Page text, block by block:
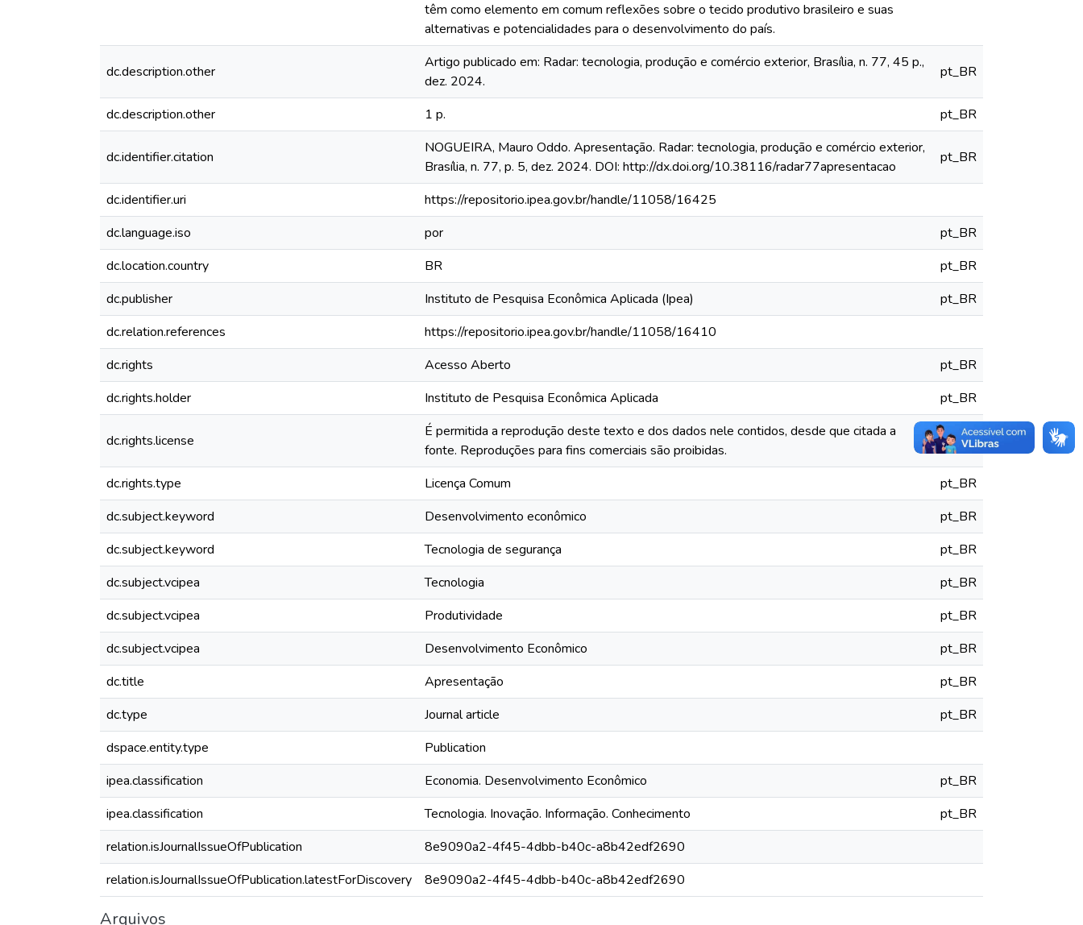
têm como elemento em comum reflexões sobre o tecido produtivo brasileiro e suas
alternativas e potencialidades para o desenvolvimento do país.
dc.description.other
Artigo publicado em: Radar: tecnologia, produção e comércio exterior, Brasília, n. 77, 45 p.,
dez. 2024.
pt_BR
dc.description.other 1 p. pt_BR
dc.identifier.citation
NOGUEIRA, Mauro Oddo. Apresentação. Radar: tecnologia, produção e comércio exterior,
Brasília, n. 77, p. 5, dez. 2024. DOI: http://dx.doi.org/10.38116/radar77apresentacao
pt_BR
dc.identifier.uri
https://repositorio.ipea.gov.br/handle/11058/16425
dc.language.iso
por
pt_BR
dc.location.country
BR
pt_BR
dc.publisher
Instituto de Pesquisa Econômica Aplicada (Ipea)
pt_BR
dc.relation.references
https://repositorio.ipea.gov.br/handle/11058/16410
dc.rights
Acesso Aberto
pt_BR
dc.rights.holder
Instituto de Pesquisa Econômica Aplicada pt_BR
dc.rights.license
É permitida a reprodução deste texto e dos dados nele contidos, desde que citada a
fonte. Reproduções para fins comerciais são proibidas.
pt_BR
dc.rights.type Licença Comum
pt_BR
dc.subject.keyword
Desenvolvimento econômico
pt_BR
dc.subject.keyword
Tecnologia de segurança
pt_BR
dc.subject.vcipea
Tecnologia
pt_BR
dc.subject.vcipea
Produtividade
pt_BR
dc.subject.vcipea
Desenvolvimento Econômico
pt_BR
dc.title
Apresentação
pt_BR
dc.type
Journal article
pt_BR
dspace.entity.type
Publication
ipea.classification
Economia. Desenvolvimento Econômico
pt_BR
ipea.classification
Tecnologia. Inovação. Informação. Conhecimento
pt_BR
relation.isJournalIssueOfPublication
8e9090a2-4f45-4dbb-b40c-a8b42edf2690
relation.isJournalIssueOfPublication.latestForDiscovery
8e9090a2-4f45-4dbb-b40c-a8b42edf2690
Arquivos